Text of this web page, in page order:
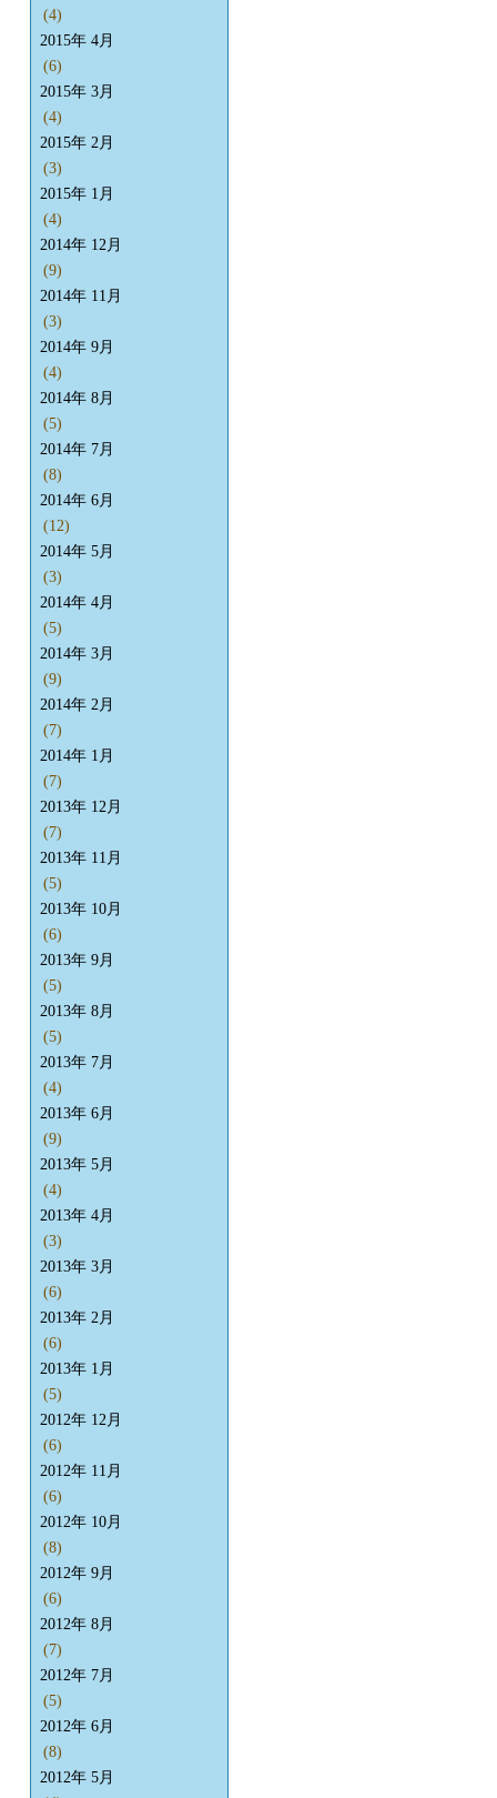
(4)
2015年 4月
(6)
2015年 3月
(4)
2015年 2月
(3)
2015年 1月
(4)
2014年 12月
(9)
2014年 11月
(3)
2014年 9月
(4)
2014年 8月
(5)
2014年 7月
(8)
2014年 6月
(12)
2014年 5月
(3)
2014年 4月
(5)
2014年 3月
(9)
2014年 2月
(7)
2014年 1月
(7)
2013年 12月
(7)
2013年 11月
(5)
2013年 10月
(6)
2013年 9月
(5)
2013年 8月
(5)
2013年 7月
(4)
2013年 6月
(9)
2013年 5月
(4)
2013年 4月
(3)
2013年 3月
(6)
2013年 2月
(6)
2013年 1月
(5)
2012年 12月
(6)
2012年 11月
(6)
2012年 10月
(8)
2012年 9月
(6)
2012年 8月
(7)
2012年 7月
(5)
2012年 6月
(8)
2012年 5月